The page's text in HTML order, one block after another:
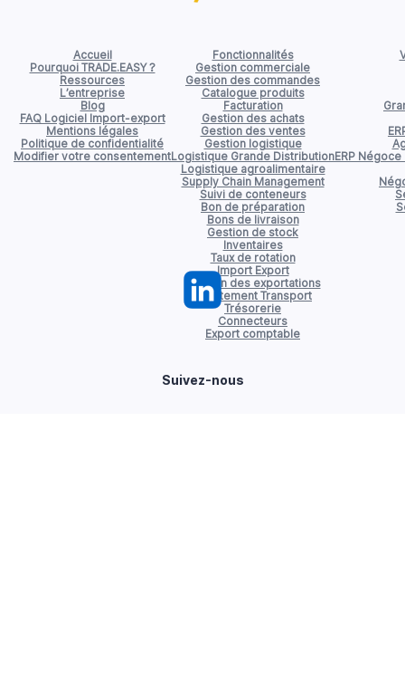
Accueil
Pourquoi TRADE.EASY ?
Ressources
L’entreprise
Blog
FAQ Logiciel Import-export
Mentions légales
Politique de confidentialité
Modifier votre consentement
Fonctionnalités
Gestion commerciale
Gestion des commandes
Catalogue produits
Facturation
Gestion des achats
Gestion des ventes
Gestion logistique
Logistique Grande Distribution
Logistique agroalimentaire
Supply Chain Management
Suivi de conteneurs
Bon de préparation
Bons de livraison
Gestion de stock
Inventaires
Taux de rotation
Import Export
Gestion des exportations
Affrètement Transport
Trésorerie
Connecteurs
Export comptable
ERP
Suivez-nous